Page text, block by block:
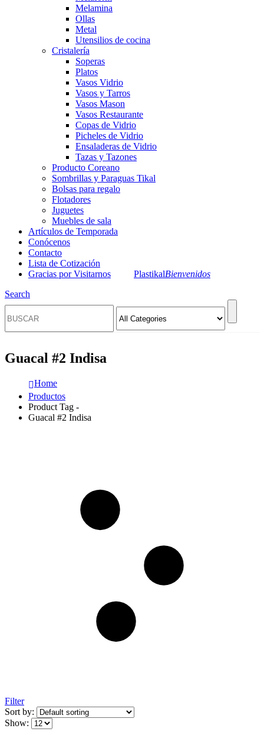
Melamina
Ollas
Metal
Utensilios de cocina
Cristalería
Soperas
Platos
Vasos Vidrio
Vasos y Tarros
Vasos Mason
Vasos Restaurante
Copas de Vidrio
Picheles de Vidrio
Ensaladeras de Vidrio
Tazas y Tazones
Producto Coreano
Sombrillas y Paraguas Tikal
Bolsas para regalo
Flotadores
Juguetes
Muebles de sala
Artículos de Temporada
Conócenos
Contacto
Lista de Cotización
Gracias por Visitarnos
PlastikalBienvenidos
Search
Guacal #2 Indisa
Home
Productos
Product Tag -
Guacal #2 Indisa
Filter
Sort by:
Show: